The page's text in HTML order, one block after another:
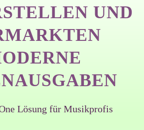
UND
Lösung für Musikprofis